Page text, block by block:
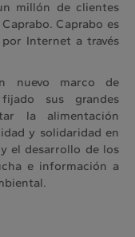
millón de clientes
Caprabo es
Internet a través
nuevo marco de
sus grandes
la alimentación
y solidaridad en
el desarrollo de los
e información a